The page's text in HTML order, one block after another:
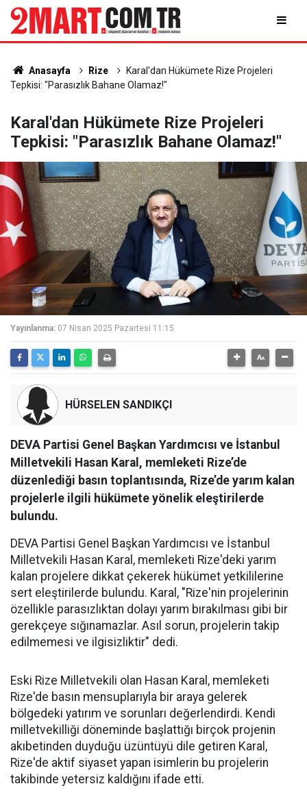
Anasayfa Rize
Karal'dan Hükümete Rize Projeleri
Tepkisi: "Parasızlık Bahane Olamaz!"
Karal'dan Hükümete Rize Projeleri
Tepkisi: "Parasızlık Bahane Olamaz!"
Yayınlanma: 07 Nisan 2025 Pazartesi 11:15
HÜRSELEN SANDIKÇI
DEVA Partisi Genel Başkan Yardımcısı ve İstanbul
Milletvekili Hasan Karal, memleketi Rize’de
düzenlediği basın toplantısında, Rize’de yarım kalan
projelerle ilgili hükümete yönelik eleştirilerde
bulundu.
DEVA Partisi Genel Başkan Yardımcısı ve İstanbul
Milletvekili Hasan Karal, memleketi Rize'deki yarım
kalan projelere dikkat çekerek hükümet yetkililerine
sert eleştirilerde bulundu. Karal, "Rize'nin projelerinin
özellikle parasızlıktan dolayı yarım bırakılması gibi bir
gerekçeye sığınamazlar. Asıl sorun, projelerin takip
edilmemesi ve ilgisizliktir" dedi.
Eski Rize Milletvekili olan Hasan Karal, memleketi
Rize'de basın mensuplarıyla bir araya gelerek
bölgedeki yatırım ve sorunları değerlendirdi. Kendi
milletvekilliği döneminde başlattığı birçok projenin
akıbetinden duyduğu üzüntüyü dile getiren Karal,
Rize'de aktif siyaset yapan isimlerin bu projelerin
takibinde yetersiz kaldığını ifade etti.